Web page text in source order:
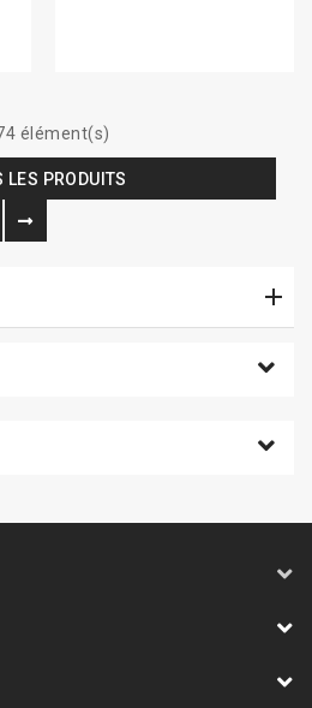
élément(s)
LES PRODUITS